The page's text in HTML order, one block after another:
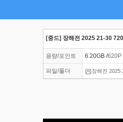
[중드] 장해전 2025 21-30
용량/포인트 6.20GB /620P
파일/폴더 장해전 2025